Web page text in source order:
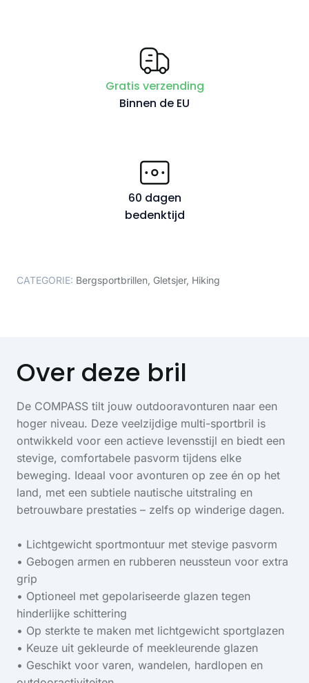
Gratis verzending
Binnen de EU
60 dagen
bedenktijd
CATEGORIE: Bergsportbrillen, Gletsjer, Hiking
Over deze bril
De COMPASS tilt jouw outdooravonturen naar een
hoger niveau. Deze veelzijdige multi-sportbril is
ontwikkeld voor een actieve levensstijl en biedt een
stevige, comfortabele pasvorm tijdens elke
beweging. Ideaal voor avonturen op zee én op het
land, met een subtiele nautische uitstraling en
betrouwbare prestaties – zelfs op winderige dagen.
• Lichtgewicht sportmontuur met stevige pasvorm
• Gebogen armen en rubberen neussteun voor extra
grip
• Optioneel met gepolariseerde glazen tegen
hinderlijke schittering
• Op sterkte te maken met lichtgewicht sportglazen
• Keuze uit gekleurde of meekleurende glazen
• Geschikt voor varen, wandelen, hardlopen en